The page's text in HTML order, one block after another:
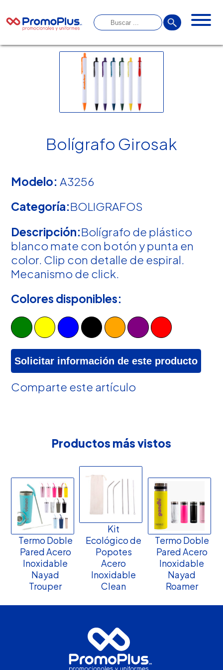
Bolígrafo Girosak
Modelo: A3256
Categoría:BOLIGRAFOS
Descripción:Bolígrafo de plástico
blanco mate con botón y punta en
color. Clip con detalle de espiral.
Mecanismo de click.
Colores disponibles:
Solicitar información de este producto
Comparte este artículo
Productos más vistos
Termo Doble
Pared Acero
Inoxidable
Nayad
Trouper
Kit
Ecológico de
Popotes
Acero
Inoxidable
Clean
Termo Doble
Pared Acero
Inoxidable
Nayad
Roamer